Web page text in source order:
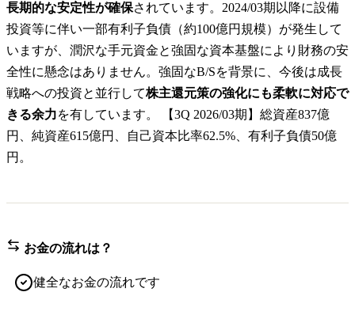
長期的な安定性が確保されています。2024/03期以降に設備
投資等に伴い一部有利子負債（約100億円規模）が発生して
いますが、潤沢な手元資金と強固な資本基盤により財務の安
全性に懸念はありません。強固なB/Sを背景に、今後は成長
戦略への投資と並行して株主還元策の強化にも柔軟に対応で
きる余力を有しています。 【3Q 2026/03期】総資産837億
円、純資産615億円、自己資本比率62.5%、有利子負債50億
円。
お金の流れは？
健全なお金の流れです